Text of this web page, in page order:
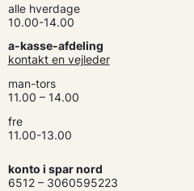
alle hverdage
10.00-14.00
a-kasse-afdeling
kontakt en vejleder
man-tors
11.00 – 14.00
fre
11.00-13.00
konto i spar nord
6512 – 3060595223